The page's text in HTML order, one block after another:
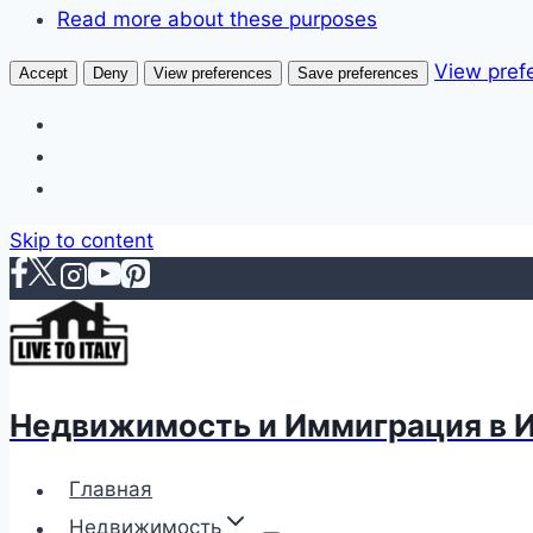
Read more about these purposes
Accept Deny View preferences Save preferences View
Skip to content
Недвижимость и Иммиграция в
Главная
Недвижимость